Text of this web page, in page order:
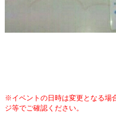
※イベントの日時は変更となる場
ジ等でご確認ください。